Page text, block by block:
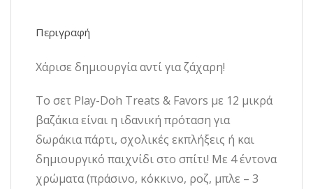
Περιγραφή
Χάρισε δημιουργία αντί για ζάχαρη!
Το σετ Play-Doh Treats & Favors με 12 μικρά
βαζάκια είναι η ιδανική πρόταση για
δωράκια πάρτι, σχολικές εκπλήξεις ή και
δημιουργικό παιχνίδι στο σπίτι! Με 4 έντονα
χρώματα (πράσινο, κόκκινο, ροζ, μπλε – 3